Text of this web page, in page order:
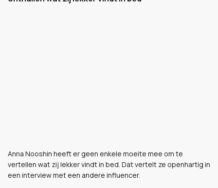
Anna Nooshin heeft er geen enkele moeite mee om te
vertellen wat zij lekker vindt in bed. Dat vertelt ze openhartig in
een interview met een andere influencer.